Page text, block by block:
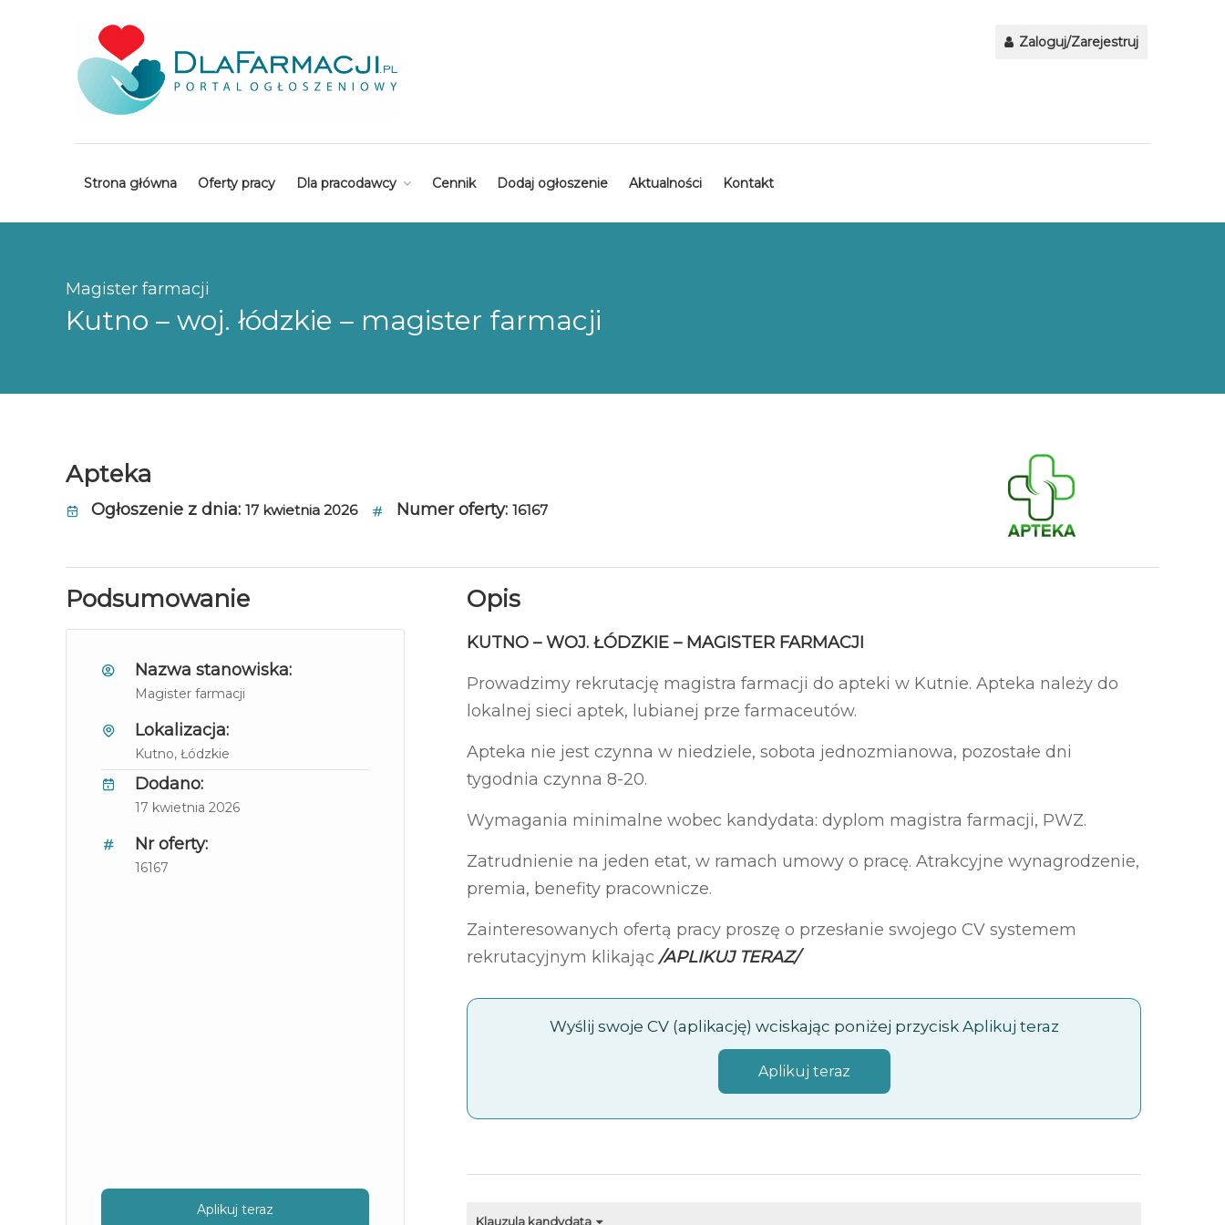
Strona główna Oferty pracy Dla pracodawcy Cennik Dodaj ogłoszenie Aktualności Kontakt
Zaloguj/Zarejestruj
Magister farmacji
Kutno – woj. łódzkie – magister farmacji
Apteka
Ogłoszenie z dnia: 17 kwietnia 2026 Numer oferty: 16167
Podsumowanie
Nazwa stanowiska:
Magister farmacji
Lokalizacja:
Kutno, Łódzkie
Dodano:
17 kwietnia 2026
Nr oferty:
16167
Aplikuj teraz
Opis
KUTNO – WOJ. ŁÓDZKIE – MAGISTER FARMACJI
Prowadzimy rekrutację magistra farmacji do apteki w Kutnie. Apteka należy do
lokalnej sieci aptek, lubianej prze farmaceutów.
Apteka nie jest czynna w niedziele, sobota jednozmianowa, pozostałe dni
tygodnia czynna 8-20.
Wymagania minimalne wobec kandydata: dyplom magistra farmacji, PWZ.
Zatrudnienie na jeden etat, w ramach umowy o pracę. Atrakcyjne wynagrodzenie,
premia, benefity pracownicze.
Zainteresowanych ofertą pracy proszę o przesłanie swojego CV systemem
rekrutacyjnym klikając /APLIKUJ TERAZ/
Wyślij swoje CV (aplikację) wciskając poniżej przycisk Aplikuj teraz
Aplikuj teraz
Klauzula kandydata